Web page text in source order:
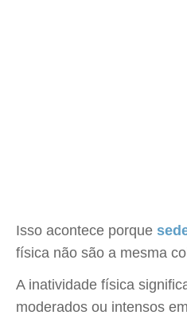
Isso acontece porque
física não são a mesma
A inatividade física
moderados ou intensos